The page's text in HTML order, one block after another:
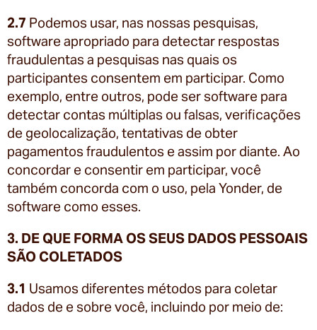
2.7 Podemos usar, nas nossas pesquisas,
software apropriado para detectar respostas
fraudulentas a pesquisas nas quais os
participantes consentem em participar. Como
exemplo, entre outros, pode ser software para
detectar contas múltiplas ou falsas, verificações
de geolocalização, tentativas de obter
pagamentos fraudulentos e assim por diante. Ao
concordar e consentir em participar, você
também concorda com o uso, pela Yonder, de
software como esses.
3. DE QUE FORMA OS SEUS DADOS PESSOAIS
SÃO COLETADOS
3.1 Usamos diferentes métodos para coletar
dados de e sobre você, incluindo por meio de: